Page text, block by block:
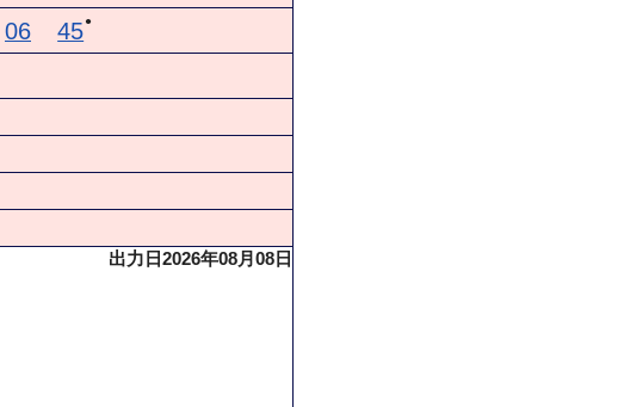
06 45●
出力日2026年08月08日